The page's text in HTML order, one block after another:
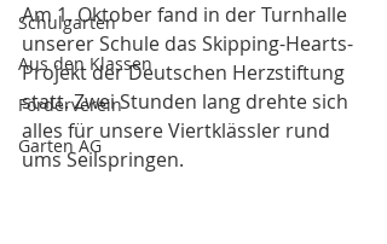
Schulgarten
Aus den Klassen
Förderverein
Garten AG
Am 1. Oktober fand in der Turnhalle
unserer Schule das Skipping-Hearts-
Projekt der Deutschen Herzstiftung
statt. Zwei Stunden lang drehte sich
alles für unsere Viertklässler rund
ums Seilspringen.